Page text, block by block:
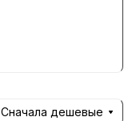
Сначала дешевые